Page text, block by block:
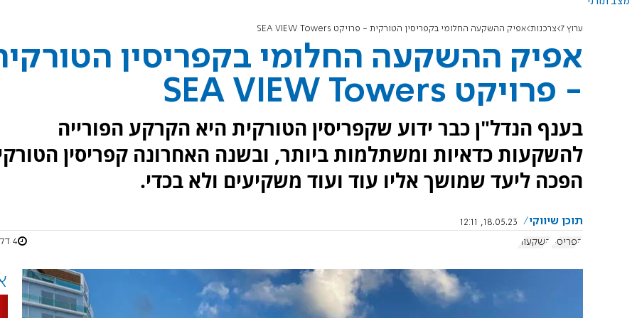
ערוץ 7 צרכנות אפיק ההשקעה החלומי בקפריסין הטורקית - פרויקט SEA VIEW Towers
אפיק ההשקעה החלומי בקפריסין
- פרויקט SEA VIEW Towers
בענף הנדל"ן כבר ידוע שקפריסין הטורקית היא הקרקע הפורייה
להשקעות כדאיות ומשתלמות ביותר, ובשנה האחרונה קפריסין
הפכה ליעד שמושך אליו עוד ועוד משקיעים ולא בכדי.
תוכן שיווקי
18.05.23, 12:11
קפריסין
השקעות 4 דקות